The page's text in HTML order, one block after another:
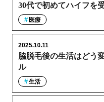
30代で初めてハイフを
医療
脇脱毛後の生活はどう
ル
2025.10.11
生活